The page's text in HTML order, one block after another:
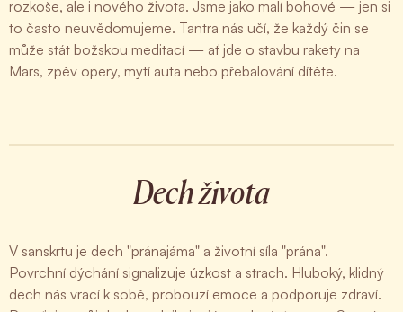
rozkoše, ale i nového života. Jsme jako malí bohové — jen si
to často neuvědomujeme. Tantra nás učí, že každý čin se
může stát božskou meditací — ať jde o stavbu rakety na
Mars, zpěv opery, mytí auta nebo přebalování dítěte.
Dech života
V sanskrtu je dech "pránajáma" a životní síla "prána".
Povrchní dýchání signalizuje úzkost a strach. Hluboký, klidný
dech nás vrací k sobě, probouzí emoce a podporuje zdraví.